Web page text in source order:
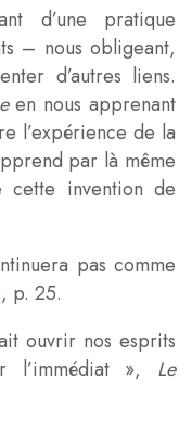
d’une pratique
– nous obligeant,
d’autres liens.
en nous apprenant
l’expérience de la
par là même
invention de
pas comme
p. 25.
ouvrir nos esprits
l’immédiat », Le